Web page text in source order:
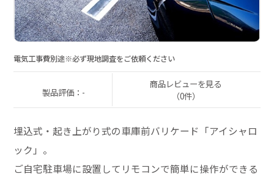
電気工事費別途※必ず現地調査をご依頼ください
製品評価：-
商品レビューを見る
（0件）
埋込式・起き上がり式の車庫前バリケード「アイシャロ
ック」。
ご自宅駐車場に設置してリモコンで簡単に操作ができる